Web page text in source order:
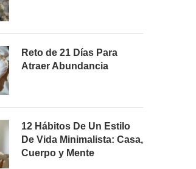
Reto de 21 Días Para
Atraer Abundancia
12 Hábitos De Un Estilo
De Vida Minimalista: Casa,
Cuerpo y Mente